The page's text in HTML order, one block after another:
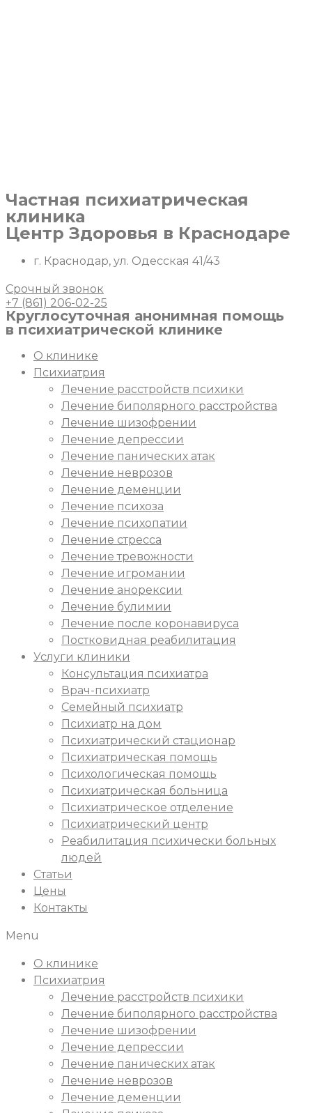
Частная психиатрическая
клиника
Центр Здоровья в Краснодаре
г. Краснодар, ул. Одесская 41/43
Срочный звонок
+7 (861) 206-02-25
Круглосуточная анонимная помощь
в психиатрической клинике
О клинике
Психиатрия
Лечение расстройств психики
Лечение биполярного расстройства
Лечение шизофрении
Лечение депрессии
Лечение панических атак
Лечение неврозов
Лечение деменции
Лечение психоза
Лечение психопатии
Лечение стресса
Лечение тревожности
Лечение игромании
Лечение анорексии
Лечение булимии
Лечение после коронавируса
Постковидная реабилитация
Услуги клиники
Консультация психиатра
Врач-психиатр
Семейный психиатр
Психиатр на дом
Психиатрический стационар
Психиатрическая помощь
Психологическая помощь
Психиатрическая больница
Психиатрическое отделение
Психиатрический центр
Реабилитация психически больных
людей
Статьи
Цены
Контакты
Menu
О клинике
Психиатрия
Лечение расстройств психики
Лечение биполярного расстройства
Лечение шизофрении
Лечение депрессии
Лечение панических атак
Лечение неврозов
Лечение деменции